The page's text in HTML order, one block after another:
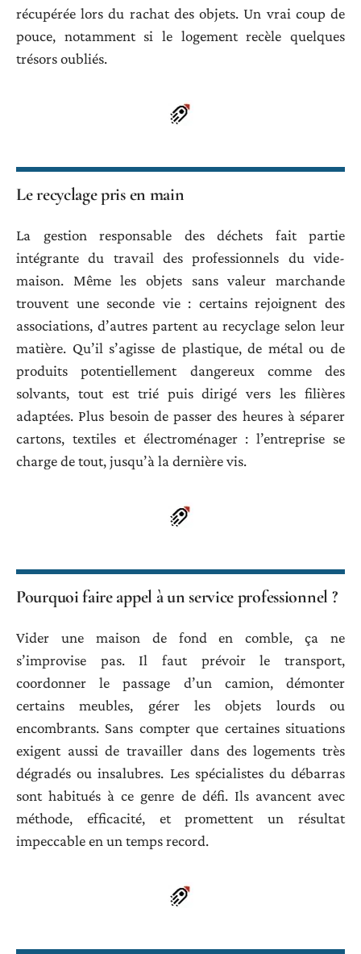
récupérée lors du rachat des objets. Un vrai coup de
pouce, notamment si le logement recèle quelques
trésors oubliés.
Le recyclage pris en main
La gestion responsable des déchets fait partie
intégrante du travail des professionnels du vide-
maison. Même les objets sans valeur marchande
trouvent une seconde vie : certains rejoignent des
associations, d’autres partent au recyclage selon leur
matière. Qu’il s’agisse de plastique, de métal ou de
produits potentiellement dangereux comme des
solvants, tout est trié puis dirigé vers les filières
adaptées. Plus besoin de passer des heures à séparer
cartons, textiles et électroménager : l’entreprise se
charge de tout, jusqu’à la dernière vis.
Pourquoi faire appel à un service professionnel ?
Vider une maison de fond en comble, ça ne
s’improvise pas. Il faut prévoir le transport,
coordonner le passage d’un camion, démonter
certains meubles, gérer les objets lourds ou
encombrants. Sans compter que certaines situations
exigent aussi de travailler dans des logements très
dégradés ou insalubres. Les spécialistes du débarras
sont habitués à ce genre de défi. Ils avancent avec
méthode, efficacité, et promettent un résultat
impeccable en un temps record.